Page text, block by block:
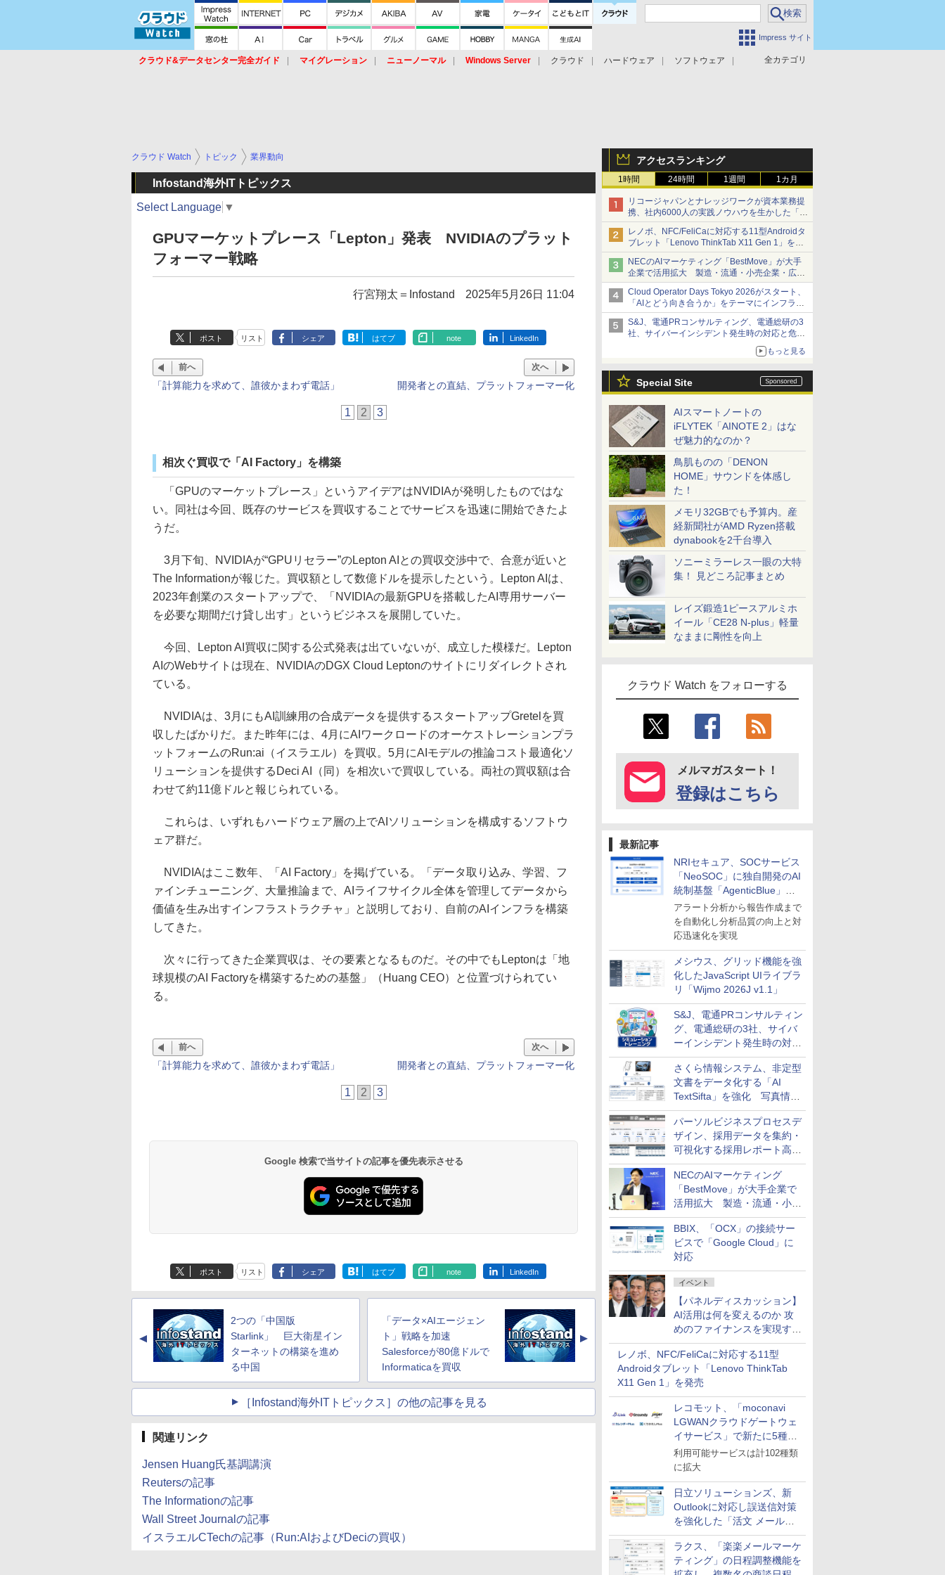
Impress サイト
全カテゴリ
クラウド&データセンター完全ガイド マイグレーション ニューノーマル Windows Server クラウド ハードウェア
ソフトウェア
アクセスランキング
1時間 24時間 1週間 1カ月
リコージャパンとナレッジワークが資本業務提
携、社内6000人の実践ノウハウを生かした「AI
商談記録 for RICOH」を展開へ
レノボ、NFC/FeliCaに対応する11型Androidタ
ブレット「Lenovo ThinkTab X11 Gen 1」を発
売
NECのAIマーケティング「BestMove」が大手
企業で活用拡大 製造・流通・小売企業・広告
代理店などが実装フェーズへ
Cloud Operator Days Tokyo 2026がスタート、
「AIとどう向き合うか」をテーマにインフラ運
用の知見を集約
S&J、電通PRコンサルティング、電通総研の3
社、サイバーインシデント発生時の対応と危機
管理広報を一体的に訓練するプログラムを提供
もっと見る
Special Site
AIスマートノートの
iFLYTEK「AINOTE 2」はな
ぜ魅力的なのか？
鳥肌ものの「DENON
HOME」サウンドを体感し
た！
メモリ32GBでも予算内。産
経新聞社がAMD Ryzen搭載
dynabookを2千台導入
ソニーミラーレス一眼の大特
集！ 見どころ記事まとめ
レイズ鍛造1ピースアルミホ
イール「CE28 N-plus」軽量
なままに剛性を向上
クラウド Watch をフォローする
メルマガスタート！
登録はこちら
最新記事
NRIセキュア、SOCサービス
「NeoSOC」に独自開発のAI
統制基盤「AgenticBlue」を
導入
アラート分析から報告作成まで
を自動化し分析品質の向上と対
応迅速化を実現
メシウス、グリッド機能を強
化したJavaScript UIライブラ
リ「Wijmo 2026J v1.1」
S&J、電通PRコンサルティン
グ、電通総研の3社、サイバ
ーインシデント発生時の対応
と危機管理広報を一体的に訓
練するプログラムを提供
さくら情報システム、非定型
文書をデータ化する「AI
TextSifta」を強化 写真情報
のデータ化などに対応
パーソルビジネスプロセスデ
ザイン、採用データを集約・
可視化する採用レポート高速
化サービスを提供
NECのAIマーケティング
「BestMove」が大手企業で
活用拡大 製造・流通・小売
企業・広告代理店などが実装
フェーズへ
BBIX、「OCX」の接続サー
ビスで「Google Cloud」に
対応
イベント
【パネルディスカッション】
AI活用は何を変えるのか 攻
めのファイナンスを実現する
業務設計とマインドセット変
革
レノボ、NFC/FeliCaに対応する11型
Androidタブレット「Lenovo ThinkTab
X11 Gen 1」を発売
レコモット、「moconavi
LGWANクラウドゲートウェ
イサービス」で新たに5種類
のサービスと連携開始
利用可能サービスは計102種類
に拡大
日立ソリューションズ、新
Outlookに対応し誤送信対策
を強化した「活文 メール誤
送信防止アドインサービス」
を提供
ラクス、「楽楽メールマーケ
ティング」の日程調整機能を
クラウド Watch トピック 業界動向
Infostand海外ITトピックス
Select Language ▼
GPUマーケットプレース「Lepton」発表 NVIDIAのプラット
フォーマー戦略
行宮翔太＝Infostand 2025年5月26日 11:04
ポスト リスト シェア はてブ note LinkedIn
前へ
「計算能力を求めて、誰彼かまわず電話」
次へ
開発者との直結、プラットフォーマー化
1 2 3
相次ぐ買収で「AI Factory」を構築
「GPUのマーケットプレース」というアイデアはNVIDIAが発明したものではな
い。同社は今回、既存のサービスを買収することでサービスを迅速に開始できたよ
うだ。
3月下旬、NVIDIAが“GPUリセラー”のLepton AIとの買収交渉中で、合意が近いと
The Informationが報じた。買収額として数億ドルを提示したという。Lepton AIは、
2023年創業のスタートアップで、「NVIDIAの最新GPUを搭載したAI専用サーバー
を必要な期間だけ貸し出す」というビジネスを展開していた。
今回、Lepton AI買収に関する公式発表は出ていないが、成立した模様だ。Lepton
AIのWebサイトは現在、NVIDIAのDGX Cloud Leptonのサイトにリダイレクトされ
ている。
NVIDIAは、3月にもAI訓練用の合成データを提供するスタートアップGretelを買
収したばかりだ。また昨年には、4月にAIワークロードのオーケストレーションプラ
ットフォームのRun:ai（イスラエル）を買収。5月にAIモデルの推論コスト最適化ソ
リューションを提供するDeci AI（同）を相次いで買収している。両社の買収額は合
わせて約11億ドルと報じられている。
これらは、いずれもハードウェア層の上でAIソリューションを構成するソフトウ
ェア群だ。
NVIDIAはここ数年、「AI Factory」を掲げている。「データ取り込み、学習、フ
ァインチューニング、大量推論まで、AIライフサイクル全体を管理してデータから
価値を生み出すインフラストラクチャ」と説明しており、自前のAIインフラを構築
してきた。
次々に行ってきた企業買収は、その要素となるものだ。その中でもLeptonは「地
球規模のAI Factoryを構築するための基盤」（Huang CEO）と位置づけられてい
る。
前へ
「計算能力を求めて、誰彼かまわず電話」
次へ
開発者との直結、プラットフォーマー化
1 2 3
Google 検索で当サイトの記事を優先表示させる
ポスト リスト シェア はてブ note LinkedIn
▲
2つの「中国版
Starlink」 巨大衛星イン
ターネットの構築を進め
る中国
「データ×AIエージェン
ト」戦略を加速
Salesforceが80億ドルで
Informaticaを買収
▲
［Infostand海外ITトピックス］の他の記事を見る
関連リンク
Jensen Huang氏基調講演
Reutersの記事
The Informationの記事
Wall Street Journalの記事
イスラエルCTechの記事（Run:AIおよびDeciの買収）